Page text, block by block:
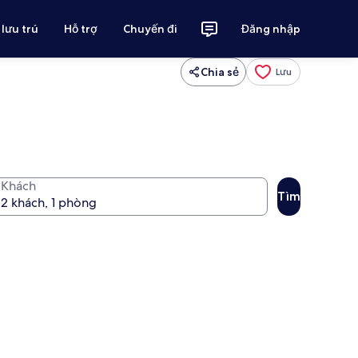
trú Hỗ trợ Chuyến đi Đăng nhập
Chia sẻ Lưu
Khách
Tìm